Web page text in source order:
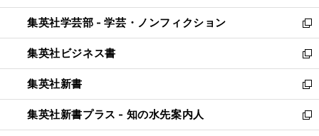
開
く
ウ
で
開
く
ン
ド
ウ
で
開
く
ウ
ィ
ン
ド
ウ
で
開
く
集英社学芸部 - 学芸・ノンフィクション
新
し
い
ウ
ィ
ン
ド
ウ
集英社ビジネス書
新
し
い
ウ
ィ
ン
集英社新書
新
し
い
ウ
集英社新書プラス - 知の水先案内人
新
し